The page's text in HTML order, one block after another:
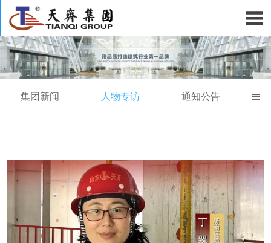

集团新闻 人物专访 通知公告 